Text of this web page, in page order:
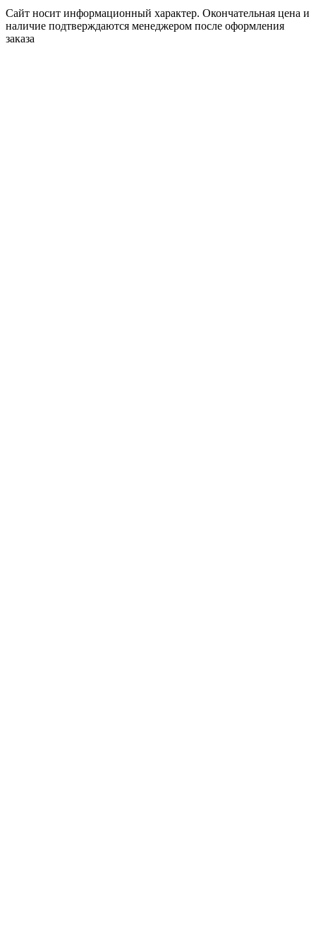
Сайт носит информационный характер. Окончательная цена и
наличие подтверждаются менеджером после оформления
заказа